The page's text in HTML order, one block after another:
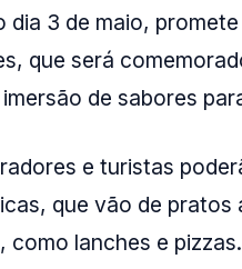
dia 3 de maio,
que será
de sabores
e turistas
que vão de pratos
lanches e pizzas.